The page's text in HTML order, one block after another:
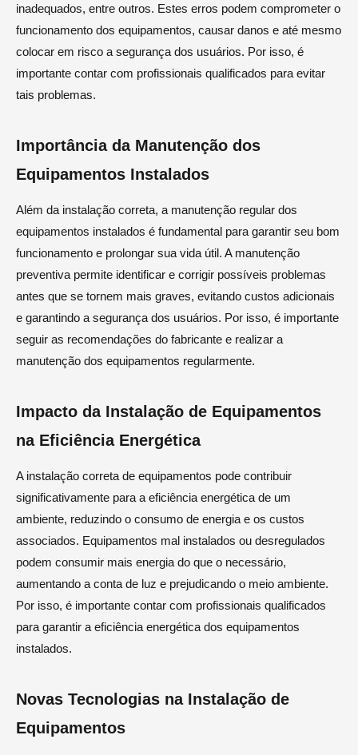
inadequados, entre outros. Estes erros podem comprometer o
funcionamento dos equipamentos, causar danos e até mesmo
colocar em risco a segurança dos usuários. Por isso, é
importante contar com profissionais qualificados para evitar
tais problemas.
Importância da Manutenção dos
Equipamentos Instalados
Além da instalação correta, a manutenção regular dos
equipamentos instalados é fundamental para garantir seu bom
funcionamento e prolongar sua vida útil. A manutenção
preventiva permite identificar e corrigir possíveis problemas
antes que se tornem mais graves, evitando custos adicionais
e garantindo a segurança dos usuários. Por isso, é importante
seguir as recomendações do fabricante e realizar a
manutenção dos equipamentos regularmente.
Impacto da Instalação de Equipamentos
na Eficiência Energética
A instalação correta de equipamentos pode contribuir
significativamente para a eficiência energética de um
ambiente, reduzindo o consumo de energia e os custos
associados. Equipamentos mal instalados ou desregulados
podem consumir mais energia do que o necessário,
aumentando a conta de luz e prejudicando o meio ambiente.
Por isso, é importante contar com profissionais qualificados
para garantir a eficiência energética dos equipamentos
instalados.
Novas Tecnologias na Instalação de
Equipamentos